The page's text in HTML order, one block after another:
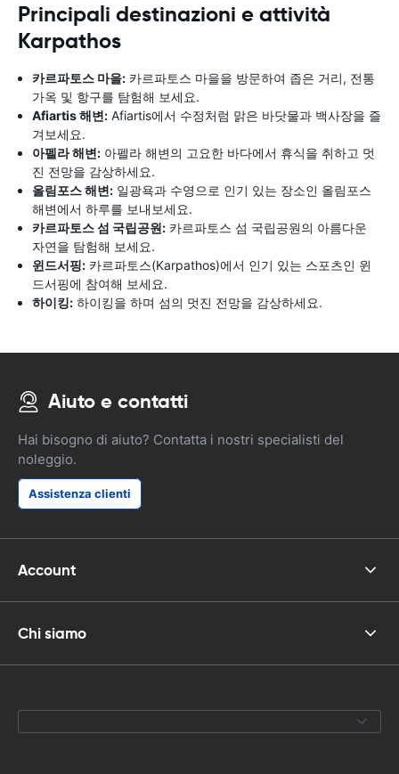
Principali destinazioni e attività
Karpathos
카르파토스 마을: 카르파토스 마을을 방문하여 좁은 거리, 전통
가옥 및 항구를 탐험해 보세요.
Afiartis 해변: Afiartis에서 수정처럼 맑은 바닷물과 백사장을 즐
겨보세요.
아펠라 해변: 아펠라 해변의 고요한 바다에서 휴식을 취하고 멋
진 전망을 감상하세요.
올림포스 해변: 일광욕과 수영으로 인기 있는 장소인 올림포스
해변에서 하루를 보내보세요.
카르파토스 섬 국립공원: 카르파토스 섬 국립공원의 아름다운
자연을 탐험해 보세요.
윈드서핑: 카르파토스(Karpathos)에서 인기 있는 스포츠인 윈
드서핑에 참여해 보세요.
하이킹: 하이킹을 하며 섬의 멋진 전망을 감상하세요.
Aiuto e contatti
Hai bisogno di aiuto? Contatta i nostri specialisti del
noleggio.
Assistenza clienti
Account
Chi siamo